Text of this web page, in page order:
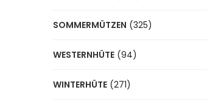
SOMMERMÜTZEN (325)
WESTERNHÜTE (94)
WINTERHÜTE (271)